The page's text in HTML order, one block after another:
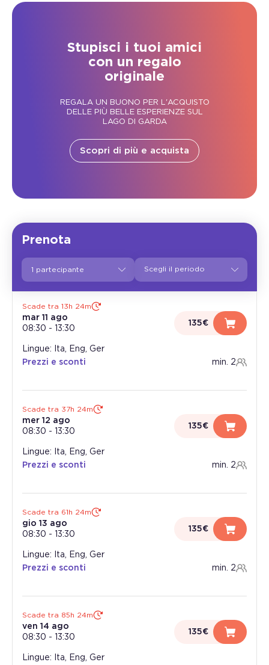
Stupisci i tuoi amici
con un regalo
originale
REGALA UN BUONO PER L'ACQUISTO
DELLE PIÙ BELLE ESPERIENZE SUL
LAGO DI GARDA
Scopri di più e acquista
Prenota
1 partecipante
Scade tra 13h 24m
mar 11 ago
08:30 - 13:30
135€
Lingue: Ita, Eng, Ger
Prezzi e sconti
min. 2
Scade tra 37h 24m
mer 12 ago
08:30 - 13:30
135€
Lingue: Ita, Eng, Ger
Prezzi e sconti
min. 2
Scade tra 61h 24m
gio 13 ago
08:30 - 13:30
135€
Lingue: Ita, Eng, Ger
Prezzi e sconti
min. 2
Scade tra 85h 24m
ven 14 ago
08:30 - 13:30
135€
Lingue: Ita, Eng, Ger